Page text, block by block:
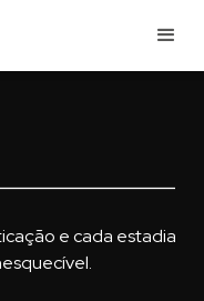
e cada estadia